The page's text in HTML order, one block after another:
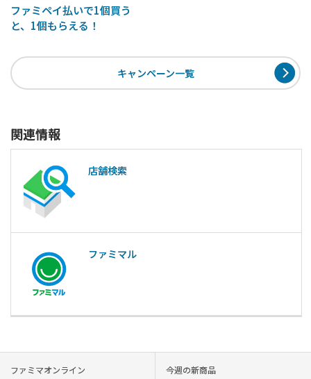
ファミペイ払いで1個買う
と、1個もらえる！
キャンペーン一覧
関連情報
店舗検索
ファミマル
ファミマオンライン 今週の新商品